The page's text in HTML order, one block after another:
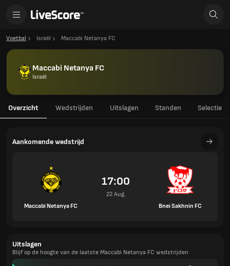
Voetbal Israël Maccabi Netanya FC
Maccabi Netanya FC
Israël
Overzicht Wedstrijden Uitslagen Standen Selectie
Aankomende wedstrijd
Maccabi Netanya FC
17:00
22 Aug.
Bnei Sakhnin FC
Uitslagen
Blijf op de hoogte van de laatste Maccabi Netanya FC wedstrijden